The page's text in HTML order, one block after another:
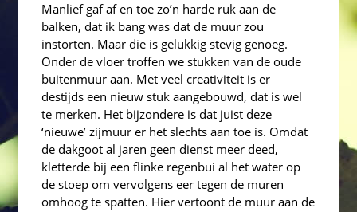
Manlief gaf af en toe zo’n harde ruk aan de
balken, dat ik bang was dat de muur zou
instorten. Maar die is gelukkig stevig genoeg.
Onder de vloer troffen we stukken van de oude
buitenmuur aan. Met veel creativiteit is er
destijds een nieuw stuk aangebouwd, dat is wel
te merken. Het bijzondere is dat juist deze
‘nieuwe’ zijmuur er het slechts aan toe is. Omdat
de dakgoot al jaren geen dienst meer deed,
kletterde bij een flinke regenbui al het water op
de stoep om vervolgens eer tegen de muren
omhoog te spatten. Hier vertoont de muur aan de